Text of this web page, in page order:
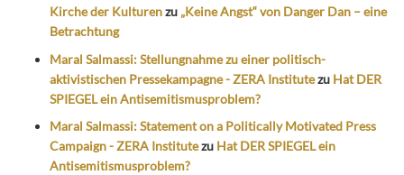
Kirche der Kulturenzu „Keine Angst“ von Danger Dan – eine
Betrachtung
Maral Salmassi: Stellungnahme zu einer politisch-
aktivistischen Pressekampagne - ZERA Institutezu Hat DER
SPIEGEL ein Antisemitismusproblem?
Maral Salmassi: Statement on a Politically Motivated Press
Campaign - ZERA Institutezu Hat DER SPIEGEL ein
Antisemitismusproblem?